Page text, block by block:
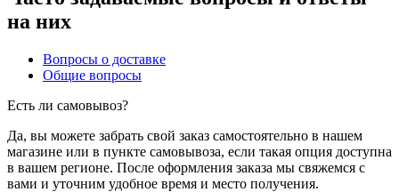
на них
Вопросы о доставке
Общие вопросы
Есть ли самовывоз?
Да, вы можете забрать свой заказ самостоятельно в нашем
магазине или в пункте самовывоза, если такая опция доступна
в вашем регионе. После оформления заказа мы свяжемся с
вами и уточним удобное время и место получения.